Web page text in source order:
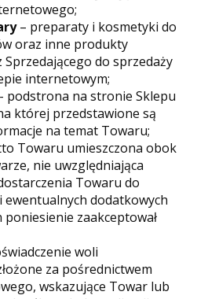
– preparaty i kosmetyki do
oraz inne produkty
do sprzedaży
internetowym;
- podstrona na stronie Sklepu
której przedstawione są
na temat Towaru;
Towaru umieszczona obok
nie uwzględniająca
Towaru do
ewentualnych dodatkowych
zaakceptował
woli
za pośrednictwem
wskazujące Towar lub